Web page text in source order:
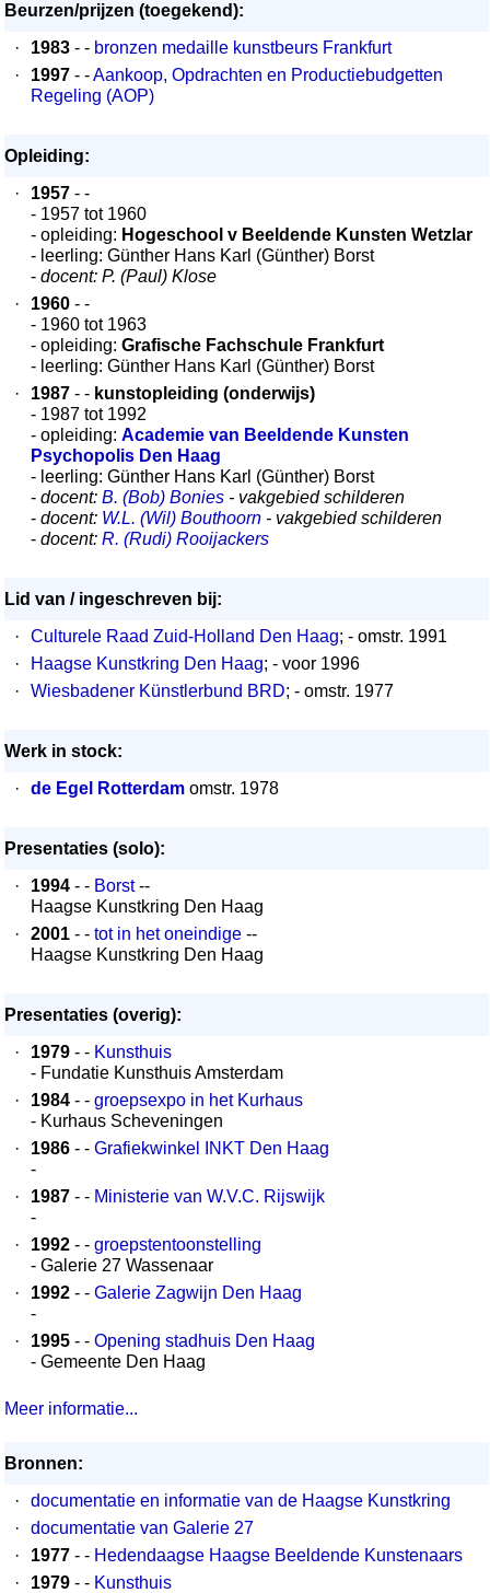
Beurzen/prijzen (toegekend):
·
1983 - - bronzen medaille kunstbeurs Frankfurt
·
1997 - -Aankoop, Opdrachten en Productiebudgetten
Regeling (AOP)
Opleiding:
·
1957 - -
- 1957 tot 1960
- opleiding: Hogeschool v Beeldende Kunsten Wetzlar
- leerling: Günther Hans Karl (Günther) Borst
- docent: P. (Paul) Klose
·
1960 - -
- 1960 tot 1963
- opleiding: Grafische Fachschule Frankfurt
- leerling: Günther Hans Karl (Günther) Borst
·
1987 - - kunstopleiding (onderwijs)
- 1987 tot 1992
- opleiding: Academie van Beeldende Kunsten
Psychopolis Den Haag
- leerling: Günther Hans Karl (Günther) Borst
- docent: B. (Bob) Bonies - vakgebied schilderen
- docent: W.L. (Wil) Bouthoorn - vakgebied schilderen
- docent: R. (Rudi) Rooijackers
Lid van / ingeschreven bij:
·
Culturele Raad Zuid-Holland Den Haag; - omstr. 1991
·
Haagse Kunstkring Den Haag; - voor 1996
·
Wiesbadener Künstlerbund BRD; - omstr. 1977
Werk in stock:
·
de Egel Rotterdam omstr. 1978
Presentaties (solo):
·
1994 - - Borst--
Haagse Kunstkring Den Haag
·
2001 - - tot in het oneindige --
Haagse Kunstkring Den Haag
Presentaties (overig):
·
1979 - - Kunsthuis
- Fundatie Kunsthuis Amsterdam
·
1984 - - groepsexpo in het Kurhaus
- Kurhaus Scheveningen
·
1986 - - Grafiekwinkel INKT Den Haag
-
·
1987 - - Ministerie van W.V.C. Rijswijk
-
·
1992 - - groepstentoonstelling
- Galerie 27 Wassenaar
·
1992 - - Galerie Zagwijn Den Haag
-
·
1995 - - Opening stadhuis Den Haag
- Gemeente Den Haag
Meer informatie...
Bronnen:
·
documentatie en informatie van de Haagse Kunstkring
·
documentatie van Galerie 27
·
1977 - - Hedendaagse Haagse Beeldende Kunstenaars
·
1979 - - Kunsthuis